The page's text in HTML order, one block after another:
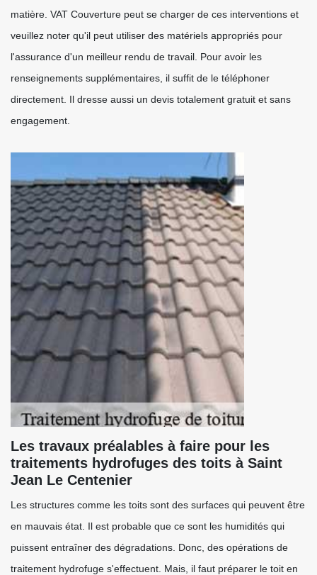
matière. VAT Couverture peut se charger de ces interventions et
veuillez noter qu'il peut utiliser des matériels appropriés pour
l'assurance d'un meilleur rendu de travail. Pour avoir les
renseignements supplémentaires, il suffit de le téléphoner
directement. Il dresse aussi un devis totalement gratuit et sans
engagement.
Les travaux préalables à faire pour les
traitements hydrofuges des toits à Saint
Jean Le Centenier
Les structures comme les toits sont des surfaces qui peuvent être
en mauvais état. Il est probable que ce sont les humidités qui
puissent entraîner des dégradations. Donc, des opérations de
traitement hydrofuge s'effectuent. Mais, il faut préparer le toit en